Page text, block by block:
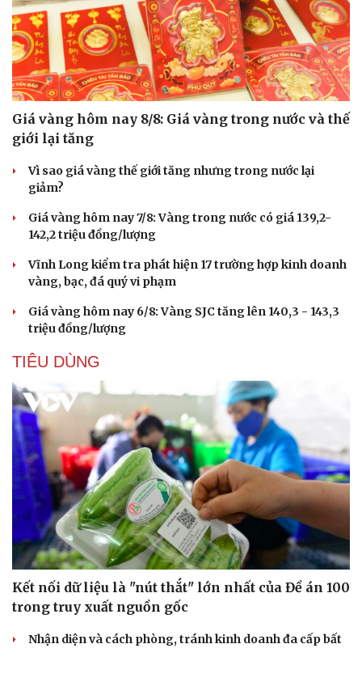
Giá vàng hôm nay 8/8: Giá vàng trong nước và thế
giới lại tăng
Vì sao giá vàng thế giới tăng nhưng trong nước lại
giảm?
Giá vàng hôm nay 7/8: Vàng trong nước có giá 139,2-
142,2 triệu đồng/lượng
Vĩnh Long kiểm tra phát hiện 17 trường hợp kinh doanh
vàng, bạc, đá quý vi phạm
Giá vàng hôm nay 6/8: Vàng SJC tăng lên 140,3 - 143,3
triệu đồng/lượng
TIÊU DÙNG
Kết nối dữ liệu là "nút thắt" lớn nhất của Đề án 100
trong truy xuất nguồn gốc
Nhận diện và cách phòng, tránh kinh doanh đa cấp bất